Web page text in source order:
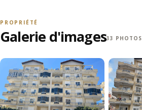
PROPRIÉTÉ
Galerie d'images33 PHOTOS